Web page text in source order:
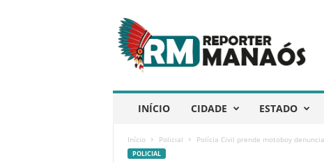
e
p
ó
INÍCIO CIDADE ESTADO
Início Policial Polícia Civil prende motoboy
POLICIAL